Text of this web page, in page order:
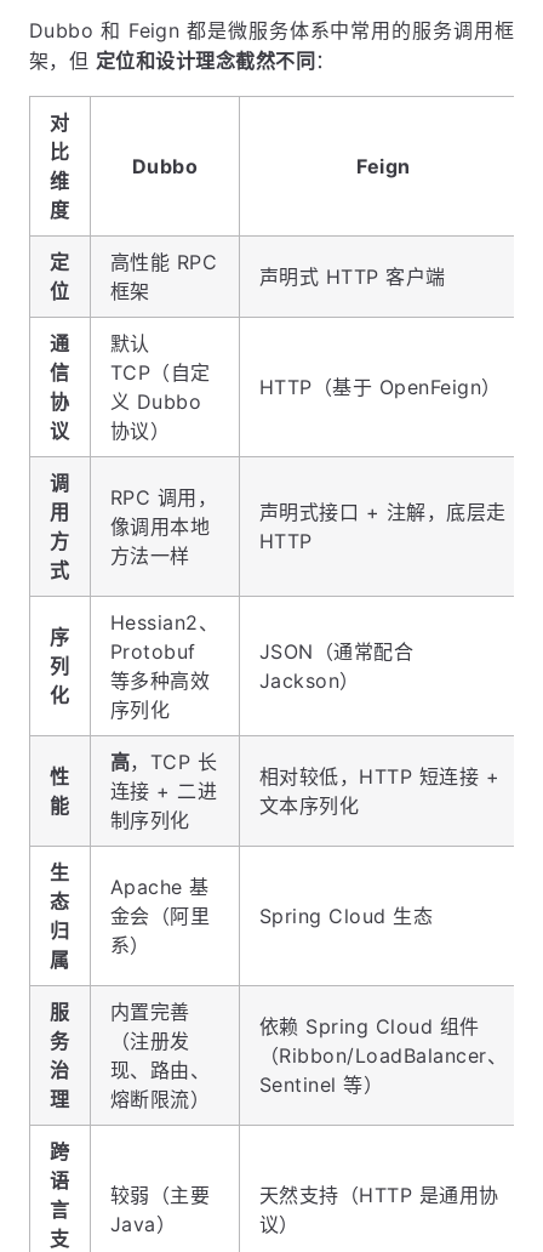
Dubbo 和 Feign 都是微服务体系中常用的服务调用框
架，但 定位和设计理念截然不同 ：
对
比
维
度
Dubbo Feign
定
位
高性能 RPC
框架
声明式 HTTP 客户端
通
信
协
议
默认
TCP（自定
义 Dubbo
协议）
HTTP（基于 OpenFeign）
调
用
方
式
RPC 调用，
像调用本地
方法一样
声明式接口 + 注解，底层走
HTTP
序
列
化
Hessian2、
Protobuf
等多种高效
序列化
JSON（通常配合
Jackson）
性
能
高，TCP 长
连接 + 二进
制序列化
相对较低，HTTP 短连接 +
文本序列化
生
态
归
属
Apache 基
金会（阿里
系）
Spring Cloud 生态
服
务
治
理
内置完善
（注册发
现、路由、
熔断限流）
依赖 Spring Cloud 组件
（Ribbon/LoadBalancer、
Sentinel 等）
跨
语
言
支
较弱（主要
Java）
天然支持（HTTP 是通用协
议）